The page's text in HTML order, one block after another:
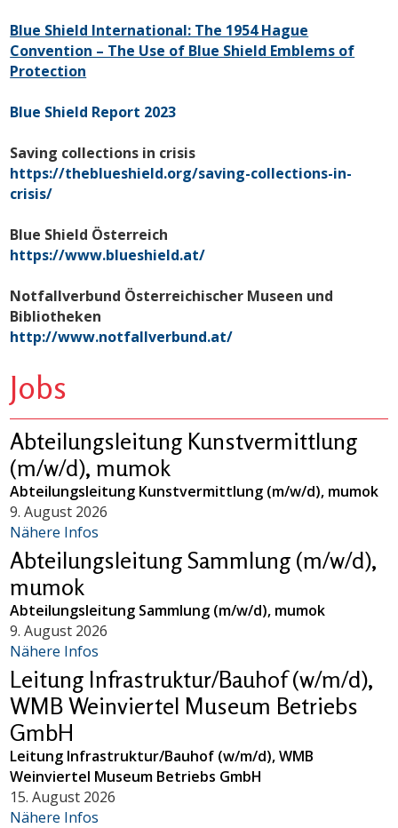
Blue Shield International: The 1954 Hague
Convention – The Use of Blue Shield Emblems of
Protection
Blue Shield Report 2023
Saving collections in crisis
https://theblueshield.org/saving-collections-in-
crisis/
Blue Shield Österreich
https://www.blueshield.at/
Notfallverbund Österreichischer Museen und
Bibliotheken
http://www.notfallverbund.at/
Jobs
Abteilungsleitung Kunstvermittlung
(m/w/d), mumok
Abteilungsleitung Kunstvermittlung (m/w/d), mumok
9. August 2026
Nähere Infos
Abteilungsleitung Sammlung (m/w/d),
mumok
Abteilungsleitung Sammlung (m/w/d), mumok
9. August 2026
Nähere Infos
Leitung Infrastruktur/Bauhof (w/m/d),
WMB Weinviertel Museum Betriebs
GmbH
Leitung Infrastruktur/Bauhof (w/m/d), WMB
Weinviertel Museum Betriebs GmbH
15. August 2026
Nähere Infos